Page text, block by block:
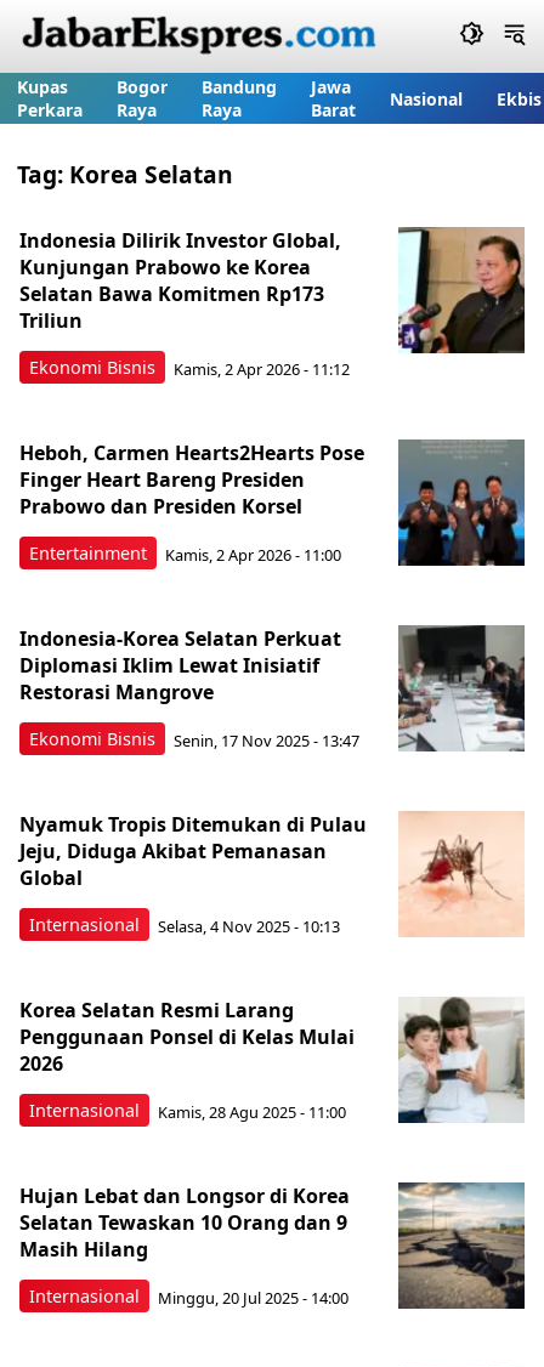
Kupas
Perkara
Bogor
Raya
Bandung
Raya
Jawa
Barat
Nasional Ekbis
Tag: Korea Selatan
Ekonomi Bisnis
Indonesia Dilirik Investor Global,
Kunjungan Prabowo ke Korea
Selatan Bawa Komitmen Rp173
Triliun
Kamis, 2 Apr 2026 - 11:12
Entertainment
Heboh, Carmen Hearts2Hearts Pose
Finger Heart Bareng Presiden
Prabowo dan Presiden Korsel
Kamis, 2 Apr 2026 - 11:00
Ekonomi Bisnis
Indonesia-Korea Selatan Perkuat
Diplomasi Iklim Lewat Inisiatif
Restorasi Mangrove
Senin, 17 Nov 2025 - 13:47
Internasional
Nyamuk Tropis Ditemukan di Pulau
Jeju, Diduga Akibat Pemanasan
Global
Selasa, 4 Nov 2025 - 10:13
Internasional
Korea Selatan Resmi Larang
Penggunaan Ponsel di Kelas Mulai
2026
Kamis, 28 Agu 2025 - 11:00
Internasional
Hujan Lebat dan Longsor di Korea
Selatan Tewaskan 10 Orang dan 9
Masih Hilang
Minggu, 20 Jul 2025 - 14:00